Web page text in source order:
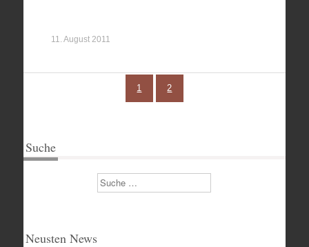
11. August 2011
1 2
Suche
Suchen
Neusten News